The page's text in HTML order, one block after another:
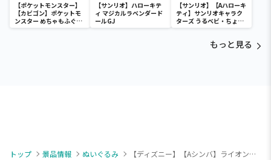
【ポケットモンスター】
【カビゴン】ポケットモ
ンスター めちゃもふぐっ
と ほっこりいやされぬい
【サンリオ】ハローキテ
ィ マジカルラベンダード
ールGJ
【サンリオ】【Aハローキ
ティ】サンリオキャラク
ターズ うるベビ・ちょい
デカドール
もっと見る
トップ 景品情報 ぬいぐるみ
【ディズニー】【Aシンバ】ライオン・キング Aimery BIGぬいぐるみ